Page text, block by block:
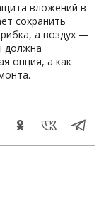
вложений в
сохранить
а воздух —
должна
опция, а как